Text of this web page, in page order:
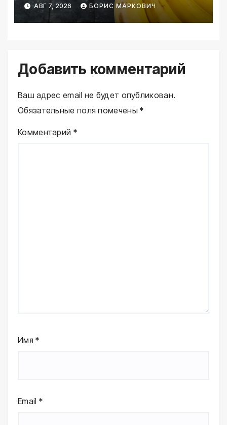
АВГ 7, 2026 БОРИС МАРКОВИЧ
Добавить комментарий
Ваш адрес email не будет опубликован.
Обязательные поля помечены*
Комментарий *
Имя*
Email *